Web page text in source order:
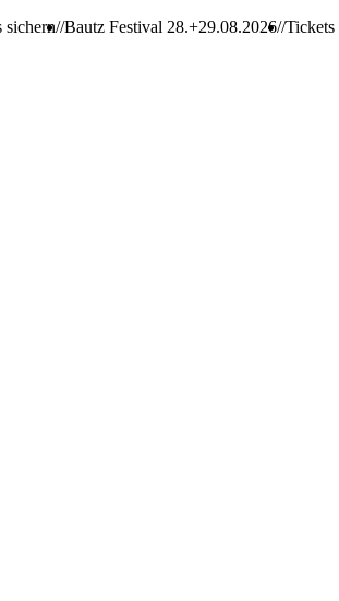
Bautz Festival 28.+29.08.2026 Tickets sichern